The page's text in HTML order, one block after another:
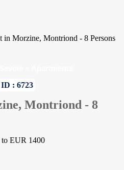
in Morzine, Montriond - 8 Persons
: 6723
Montriond - 8
EUR 1400